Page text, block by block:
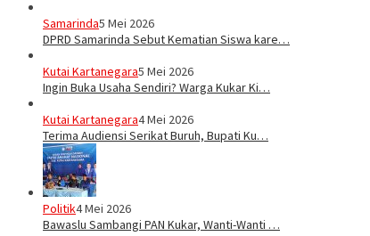
Samarinda5 Mei 2026
DPRD Samarinda Sebut Kematian Siswa kare…
Kutai Kartanegara5 Mei 2026
Ingin Buka Usaha Sendiri? Warga Kukar Ki…
Kutai Kartanegara4 Mei 2026
Terima Audiensi Serikat Buruh, Bupati Ku…
Politik4 Mei 2026
Bawaslu Sambangi PAN Kukar, Wanti-Wanti …